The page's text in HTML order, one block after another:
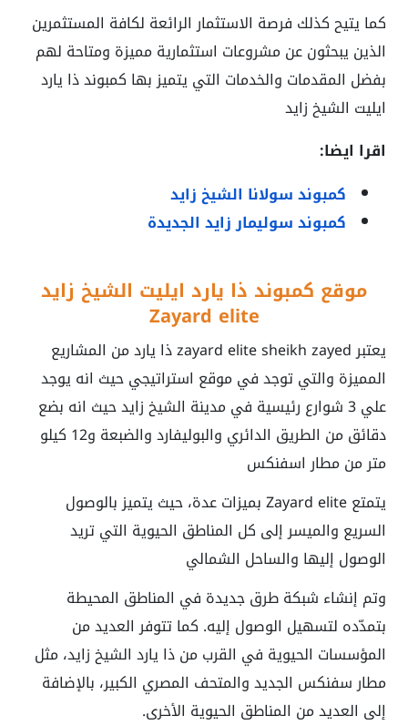
كما يتيح كذلك فرصة الاستثمار الرائعة لكافة المستثمرين
الذين يبحثون عن مشروعات استثمارية مميزة ومتاحة لهم
بفضل المقدمات والخدمات التي يتميز بها كمبوند ذا يارد
ايليت الشيخ زايد
اقرا ايضا:
كمبوند سولانا الشيخ زايد
كمبوند سوليمار زايد الجديدة
موقع كمبوند ذا يارد ايليت الشيخ زايد
Zayard elite
يعتبرzayard elite sheikh zayedذا يارد من المشاريع
المميزة والتي توجد في موقع استراتيجي حيث انه يوجد
علي 3 شوارع رئيسية في مدينة الشيخ زايد حيث انه بضع
دقائق من الطريق الدائري والبوليفارد والضبعة و12 كيلو
متر من مطار اسفنكس
يتمتع Zayard elite بميزات عدة، حيث يتميز بالوصول
السريع والميسر إلى كل المناطق الحيوية التي تريد
الوصول إليها والساحل الشمالي
وتم إنشاء شبكة طرق جديدة في المناطق المحيطة
بتمدّده لتسهيل الوصول إليه. كما تتوفر العديد من
المؤسسات الحيوية في القرب منذا يارد الشيخ زايد، مثل
مطار سفنكس الجديد والمتحف المصري الكبير، بالإضافة
إلى العديد من المناطق الحيوية الأخرى.